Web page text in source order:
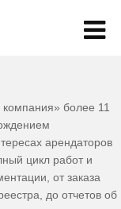
компания» более 11
арендаторов
цикл работ и
от заказа
до отчетов об